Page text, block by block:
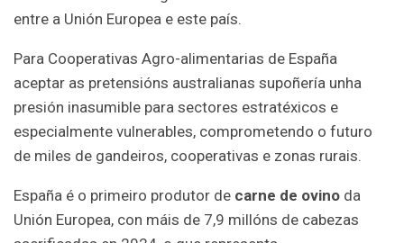
entre a Unión Europea e este país.
Para Cooperativas Agro-alimentarias de España
aceptar as pretensións australianas supoñería unha
presión inasumible para sectores estratéxicos e
especialmente vulnerables, comprometendo o futuro
de miles de gandeiros, cooperativas e zonas rurais.
España é o primeiro produtor de carne de ovino da
Unión Europea, con máis de 7,9 millóns de cabezas